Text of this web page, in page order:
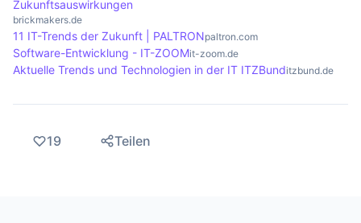
Zukunftsauswirkungen
brickmakers.de
11 IT-Trends der Zukunft | PALTRONpaltron.com
Software-Entwicklung - IT-ZOOMit-zoom.de
Aktuelle Trends und Technologien in der IT ITZBunditzbund.de
19 Teilen